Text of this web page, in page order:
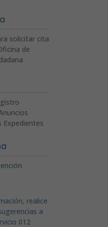
solicitar cita
de
Expedientes
realice
a
012